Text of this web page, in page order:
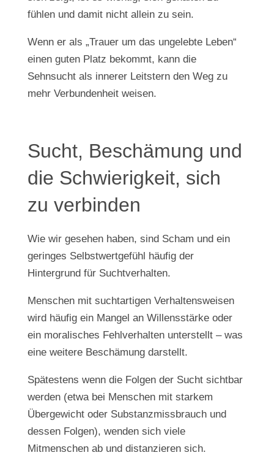
fühlen und damit nicht allein zu sein.
Wenn er als „Trauer um das ungelebte Leben“
einen guten Platz bekommt, kann die
Sehnsucht als innerer Leitstern den Weg zu
mehr Verbundenheit weisen.
Sucht, Beschämung und
die Schwierigkeit, sich
zu verbinden
Wie wir gesehen haben, sind Scham und ein
geringes Selbstwertgefühl häufig der
Hintergrund für Suchtverhalten.
Menschen mit suchtartigen Verhaltensweisen
wird häufig ein Mangel an Willensstärke oder
ein moralisches Fehlverhalten unterstellt – was
eine weitere Beschämung darstellt.
Spätestens wenn die Folgen der Sucht sichtbar
werden (etwa bei Menschen mit starkem
Übergewicht oder Substanzmissbrauch und
dessen Folgen), wenden sich viele
Mitmenschen ab und distanzieren sich.